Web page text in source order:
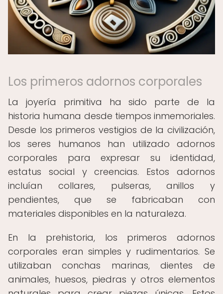
Los primeros adornos corporales
La joyería primitiva ha sido parte de la
historia humana desde tiempos inmemoriales.
Desde los primeros vestigios de la civilización,
los seres humanos han utilizado adornos
corporales para expresar su identidad,
estatus social y creencias. Estos adornos
incluían collares, pulseras, anillos y
pendientes, que se fabricaban con
materiales disponibles en la naturaleza.
En la prehistoria, los primeros adornos
corporales eran simples y rudimentarios. Se
utilizaban conchas marinas, dientes de
animales, huesos, piedras y otros elementos